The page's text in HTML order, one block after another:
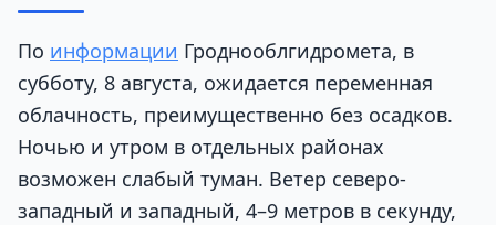
По информации Гроднооблгидромета, в
субботу, 8 августа, ожидается переменная
облачность, преимущественно без осадков.
Ночью и утром в отдельных районах
возможен слабый туман. Ветер северо-
западный и западный, 4–9 метров в секунду,